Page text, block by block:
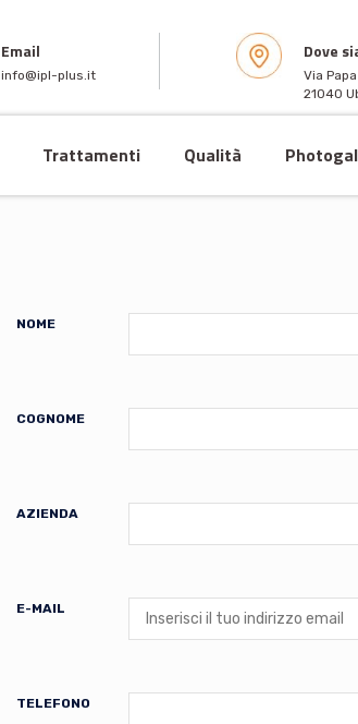
Email
info@ipl-plus.it
Dove
Via
21040
Trattamenti Qualità
NOME
COGNOME
AZIENDA
E-MAIL
TELEFONO